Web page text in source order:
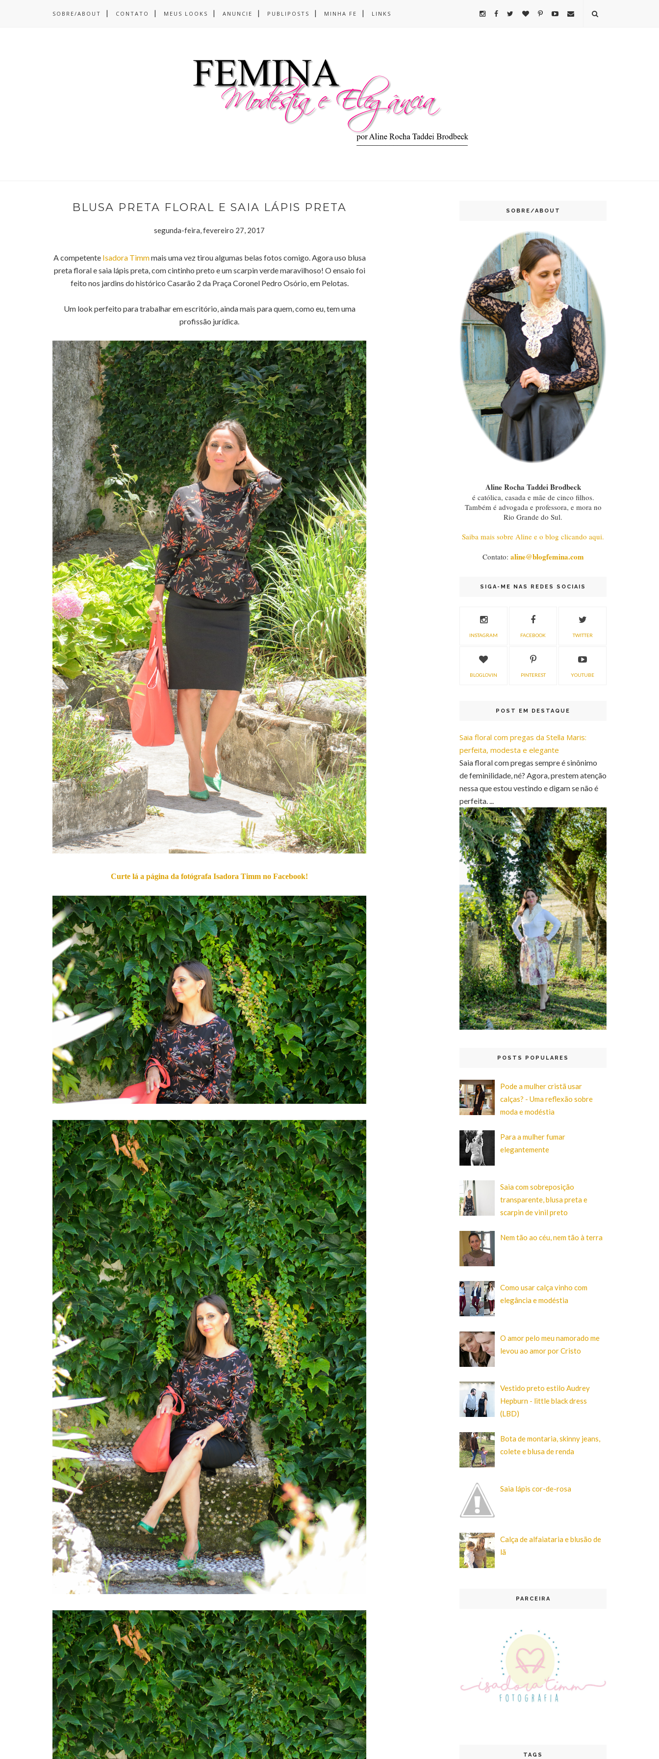
SOBRE/ABOUT CONTATO MEUS LOOKS ANUNCIE PUBLIPOSTS MINHA FE LINKS
BLUSA PRETA FLORAL E SAIA LÁPIS PRETA
segunda-feira, fevereiro 27, 2017
A competente Isadora Timmmais uma vez tirou algumas belas fotos comigo. Agora uso blusa
preta floral e saia lápis preta, com cintinho preto e um scarpin verde maravilhoso! O ensaio foi
feito nos jardins do histórico Casarão 2 da Praça Coronel Pedro Osório, em Pelotas.
Um look perfeito para trabalhar em escritório, ainda mais para quem, como eu, tem uma
profissão jurídica.
Curte lá a página da fotógrafa Isadora Timm no Facebook!
SOBRE/ABOUT
Aline Rocha Taddei Brodbeck
é católica, casada e mãe de cinco filhos.
Também é advogada e professora, e mora no
Rio Grande do Sul.
Saiba mais sobre Aline e o blog clicando aqui.
Contato: aline@blogfemina.com
SIGA-ME NAS REDES SOCIAIS
INSTAGRAM FACEBOOK TWITTER
BLOGLOVIN PINTEREST YOUTUBE
POST EM DESTAQUE
Saia floral com pregas da Stella Maris:
perfeita, modesta e elegante
Saia floral com pregas sempre é sinônimo
de feminilidade, né? Agora, prestem atenção
nessa que estou vestindo e digam se não é
perfeita. ...
POSTS POPULARES
Pode a mulher cristã usar
calças? - Uma reflexão sobre
moda e modéstia
Para a mulher fumar
elegantemente
Saia com sobreposição
transparente, blusa preta e
scarpin de vinil preto
Nem tão ao céu, nem tão à terra
Como usar calça vinho com
elegância e modéstia
O amor pelo meu namorado me
levou ao amor por Cristo
Vestido preto estilo Audrey
Hepburn - little black dress
(LBD)
Bota de montaria, skinny jeans,
colete e blusa de renda
Saia lápis cor-de-rosa
Calça de alfaiataria e blusão de
lã
PARCEIRA
TAGS